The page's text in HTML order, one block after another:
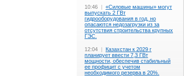
10:46 | «Силовые машины» могут
выпускать 2 ГВт
гидрооборудования в год, но
опасаются недозагрузки из за
отсутствия строительства крупных
ГЭС.
12:04 | Казахстан к 2029 г
планирует ввести 7,3 ГВт
мощности, обеспечив стабильный
ее профицит с учетом
необходимого резерва в 20%.